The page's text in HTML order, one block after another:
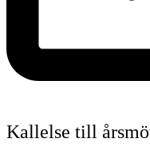
Kallelse till